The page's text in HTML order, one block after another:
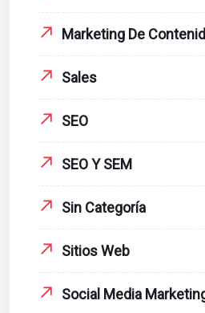
Marketing De
Sales
SEO
SEO Y SEM
Sin Categoría
Sitios Web
Social Media